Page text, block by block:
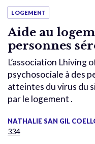
LOGEMENT
Aide au
personnes
L’association Lhiving
psychosociale à des
atteintes du virus du
par le logement .
NATHALIE SAN GIL
334